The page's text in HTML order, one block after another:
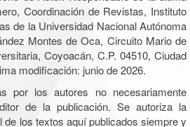
Coordinación de Revistas, Instituto
de la Universidad Nacional Autónoma
Montes de Oca, Circuito Mario de
Coyoacán, C.P. 04510, Ciudad
modificación: junio de 2026.
por los autores no necesariamente
de la publicación. Se autoriza la
de los textos aquí publicados siempre y